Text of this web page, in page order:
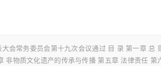
会常务委员会第十九次会议通过 目 录 第一章 总
非物质文化遗产的传承与传播 第五章 法律责任